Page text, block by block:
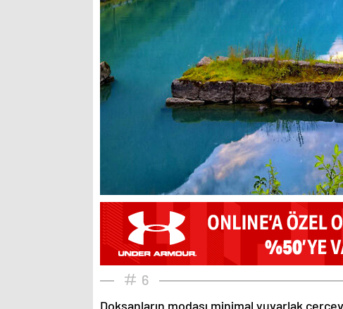
6
Doksanların modası minimal yuvarlak